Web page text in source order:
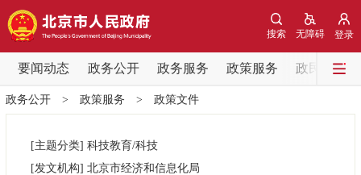
登录
无障碍
搜索
要闻动态 政务公开 政务服务 政策服务 政民互动
要闻动态
党中央精神 国务院信息
北京要闻
政务公开> 政策服务 > 政策文件
[主题分类] 科技教育/科技
[发文机构] 北京市经济和信息化局